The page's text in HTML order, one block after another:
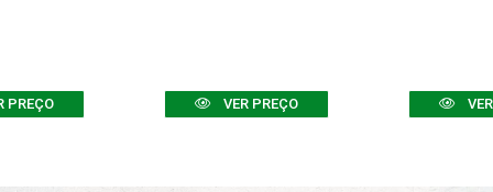
PREÇO VER PREÇO